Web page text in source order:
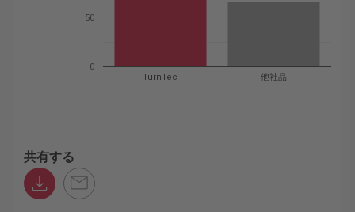
TurnTec 他社品
0
50
共有する